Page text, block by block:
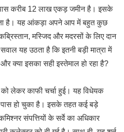
करीब 12 लाख एकड़ जमीन है। इसके
है। यह आंकड़ा अपने आप में बहुत कुछ
मस्जिद और मदरसों के लिए दान
यह उठता है कि इतनी बड़ी मात्रा में
क्या इसका सही इस्तेमाल हो रहा है?
लेकर काफी चर्चा हुई। यह विधेयक
पास हो चुका है। इसके तहत कई बड़े
संपत्तियों के सर्वे का अधिकार